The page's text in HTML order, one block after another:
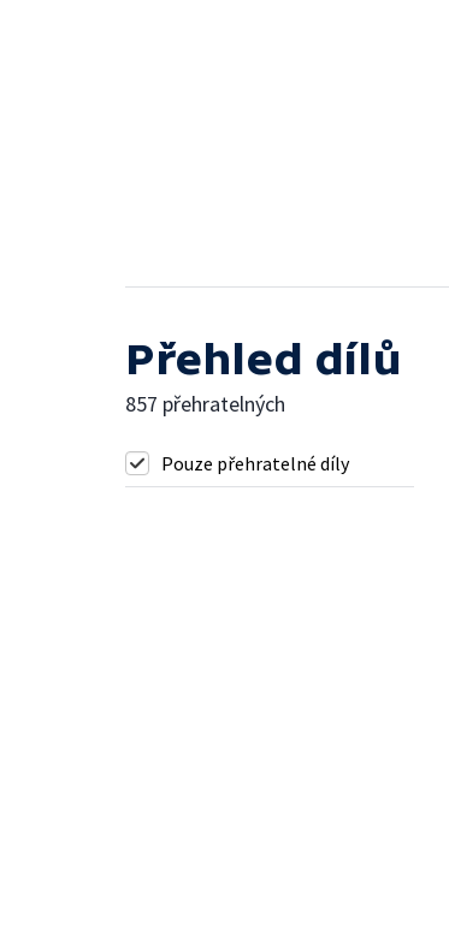
Přehled dílů
857 přehratelných
Pouze přehratelné díly